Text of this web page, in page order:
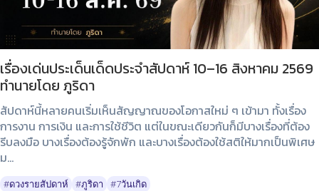
เรื่องเด่นประเด็นเด็ดประจำสัปดาห์ 10–16 สิงหาคม 2569
ทำนายโดย ภูริดา
สัปดาห์นี้หลายคนเริ่มเห็นสัญญาณของโอกาสใหม่ ๆ เข้ามา ทั้งเรื่อง
การงาน การเงิน และการใช้ชีวิต แต่ในขณะเดียวกันก็มีบางเรื่องที่ต้อง
รีบลงมือ บางเรื่องต้องรู้จักพัก และบางเรื่องต้องใช้สติให้มากเป็นพิเศษ
ม...
#ดวงรายสัปดาห์ #ภูริดา #7วันเกิด